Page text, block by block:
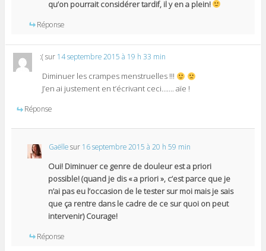
qu’on pourrait considérer tardif, il y en a plein!
Réponse
:(sur 14 septembre 2015 à 19 h 33 min
Diminuer les crampes menstruelles !!!
J’en ai justement en t’écrivant ceci……. aïe !
Réponse
Gaëllesur 16 septembre 2015 à 20 h 59 min
Oui! Diminuer ce genre de douleur est a priori
possible! (quand je dis « a priori », c’est parce que je
n’ai pas eu l’occasion de le tester sur moi mais je sais
que ça rentre dans le cadre de ce sur quoi on peut
intervenir) Courage!
Réponse